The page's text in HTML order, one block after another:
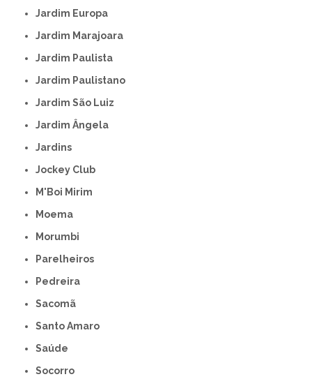
Jardim Europa
Jardim Marajoara
Jardim Paulista
Jardim Paulistano
Jardim São Luiz
Jardim Ângela
Jardins
Jockey Club
M'Boi Mirim
Moema
Morumbi
Parelheiros
Pedreira
Sacomã
Santo Amaro
Saúde
Socorro